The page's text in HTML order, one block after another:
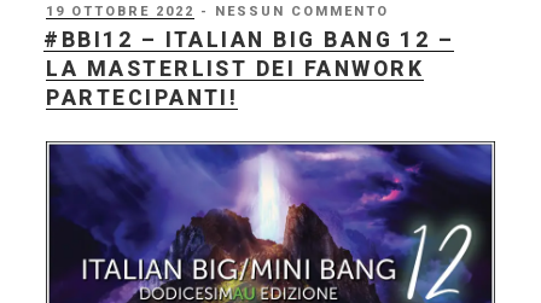
PUBBLICATO
IL
19 OTTOBRE 2022 - NESSUN COMMENTO
#BBI12 – ITALIAN BIG BANG 12 –
LA MASTERLIST DEI FANWORK
PARTECIPANTI!